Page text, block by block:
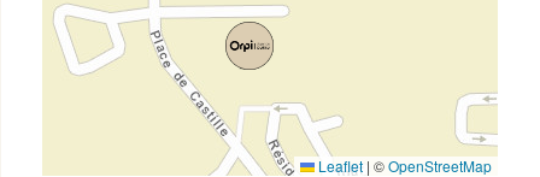
Leaflet | ©OpenStreetMap